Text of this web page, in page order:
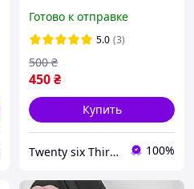
Бананка через плечо
Найк
Готово к отправке
5.0 (3)
450₴
500 ₴
Купить
Twenty six Thirty eight 100%